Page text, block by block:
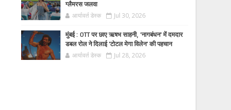
ग्लैमरस जलवा
आर्यावर्त डेस्क Jul 30, 2026
मुंबई : OTT पर छाए ऋषभ साहनी, 'नागबंधन' में दमदार
डबल रोल ने दिलाई 'टोटल मेगा विलेन' की पहचान
आर्यावर्त डेस्क Jul 28, 2026